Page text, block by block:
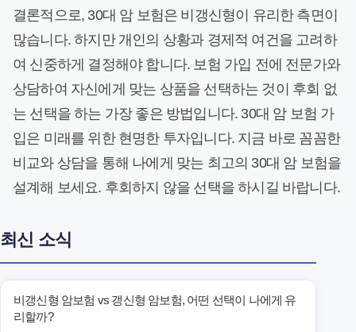
결론적으로, 30대 암 보험은 비갱신형이 유리한 측면이
많습니다. 하지만 개인의 상황과 경제적 여건을 고려하
여 신중하게 결정해야 합니다. 보험 가입 전에 전문가와
상담하여 자신에게 맞는 상품을 선택하는 것이 후회 없
는 선택을 하는 가장 좋은 방법입니다. 30대 암 보험 가
입은 미래를 위한 현명한 투자입니다. 지금 바로 꼼꼼한
비교와 상담을 통해 나에게 맞는 최고의 30대 암 보험을
설계해 보세요. 후회하지 않을 선택을 하시길 바랍니다.
최신 소식
비갱신형 암보험 vs 갱신형 암보험, 어떤 선택이 나에게 유
리할까?